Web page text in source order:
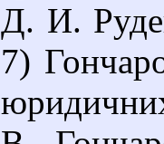
Д. И.
7)